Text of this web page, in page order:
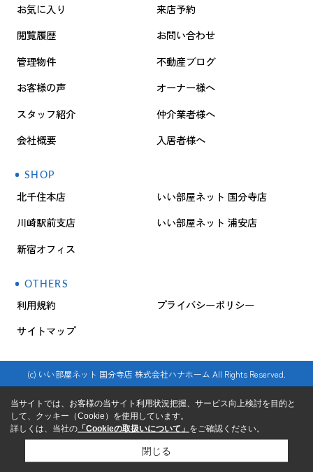
お気に入り
閲覧履歴
管理物件
お客様の声
スタッフ紹介
会社概要
来店予約
お問い合わせ
不動産ブログ
オーナー様へ
仲介業者様へ
入居者様へ
SHOP
北千住本店
川崎駅前支店
新宿オフィス
いい部屋ネット 国分寺店
いい部屋ネット 浦安店
OTHERS
利用規約
サイトマップ
プライバシーポリシー
(c) いい部屋ネット 国分寺店 株式会社ハナホーム All Rights Reserved.
当サイトでは、お客様の当サイト利用状況把握、サービス向上検討を目的と
して、クッキー（Cookie）を使用しています。
詳しくは、当社の 「Cookieの取扱いについて」 をご確認ください。
閉じる